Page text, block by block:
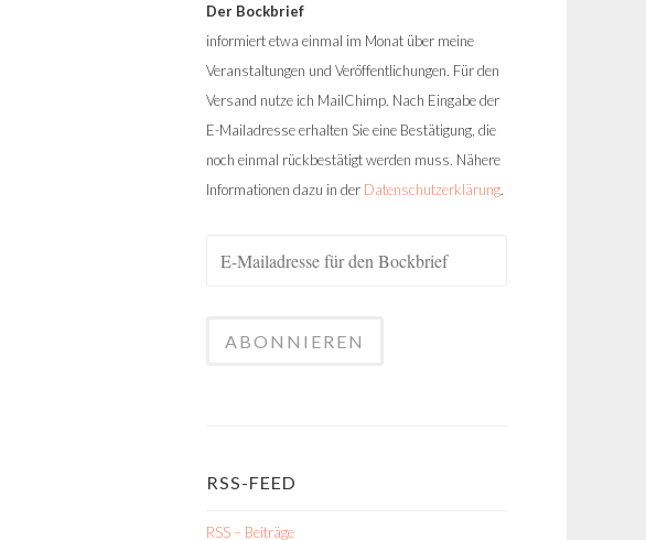
Der Bockbrief
informiert etwa einmal im Monat über meine
Veranstaltungen und Veröffentlichungen. Für den
Versand nutze ich MailChimp. Nach Eingabe der
E-Mailadresse erhalten Sie eine Bestätigung, die
noch einmal rückbestätigt werden muss. Nähere
Informationen dazu in der Datenschutzerklärung.
RSS-FEED
RSS – Beiträge